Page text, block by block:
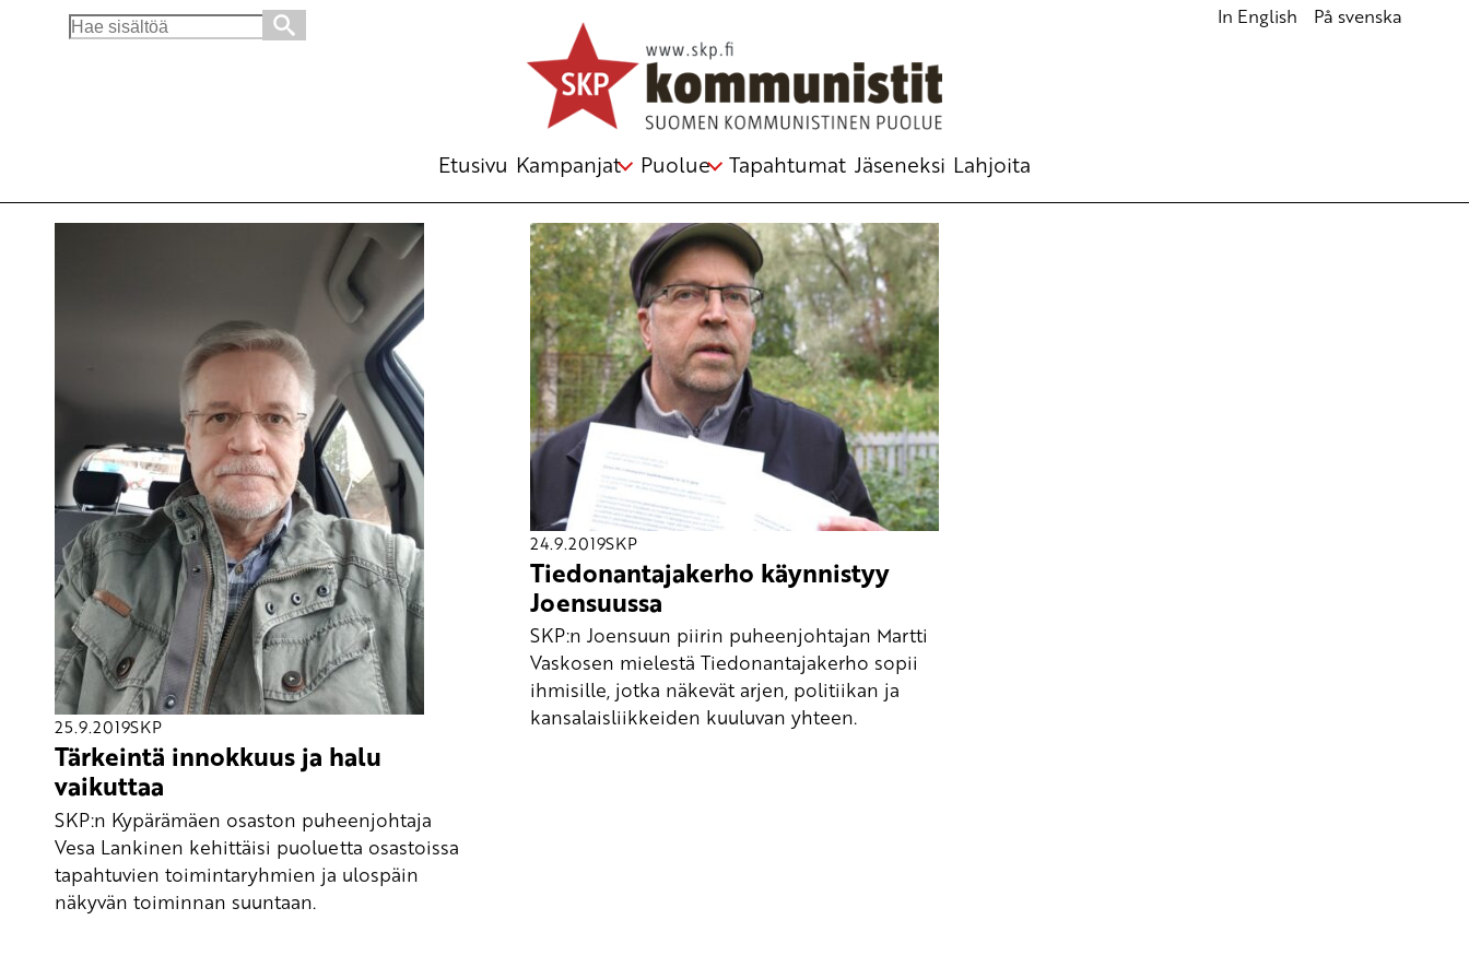
Search
In English På svenska
Etusivu Kampanjat Puolue Tapahtumat Jäseneksi Lahjoita
Avainsana
Tiedonantajakerho
25.9.2019SKP
Tärkeintä innokkuus ja halu
vaikuttaa
SKP:n Kypärämäen osaston puheenjohtaja
Vesa Lankinen kehittäisi puoluetta osastoissa
tapahtuvien toimintaryhmien ja ulospäin
näkyvän toiminnan suuntaan.
24.9.2019SKP
Tiedonantajakerho käynnistyy
Joensuussa
SKP:n Joensuun piirin puheenjohtajan Martti
Vaskosen mielestä Tiedonantajakerho sopii
ihmisille, jotka näkevät arjen, politiikan ja
kansalaisliikkeiden kuuluvan yhteen.